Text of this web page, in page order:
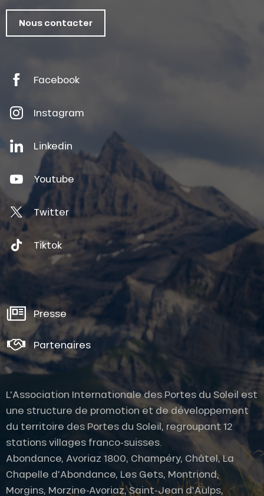
Description
Nous contacter
Facebook
Instagram
Linkedin
Youtube
Twitter
Tiktok
Presse
Partenaires
L'Association Internationale des Portes du Soleil est
une structure de promotion et de développement
du territoire des Portes du Soleil, regroupant 12
stations villages franco-suisses.
Abondance, Avoriaz 1800, Champéry, Châtel, La
Chapelle d'Abondance, Les Gets, Montriond,
Morgins, Morzine-Avoriaz, Saint-Jean d'Aulps,